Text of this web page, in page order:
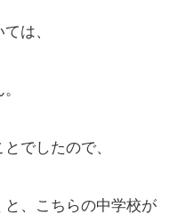
は、
でしたので、
、こちらの中学校が